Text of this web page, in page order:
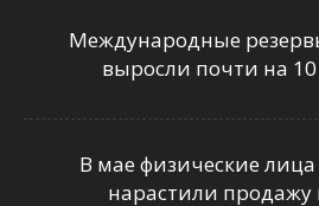
Международные
выросли почти на
В мае физические
нарастили